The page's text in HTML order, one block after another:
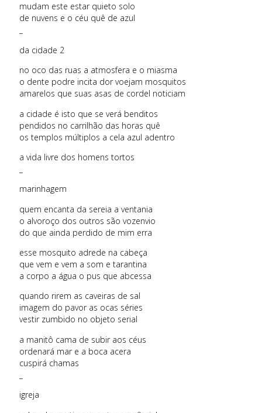
mudam este estar quieto solo
de nuvens e o céu quê de azul
da cidade 2
no oco das ruas a atmosfera e o miasma
o dente podre incita dor voejam mosquitos
amarelos que suas asas de cordel noticiam
a cidade é isto que se verá benditos
pendidos no carrilhão das horas quê
os templos múltiplos a cela azul adentro
a vida livre dos homens tortos
marinhagem
quem encanta da sereia a ventania
o alvoroço dos outros são vozenvio
do que ainda perdido de mim erra
esse mosquito adrede na cabeça
que vem e vem a som e tarantina
a corpo a água o pus que abcessa
quando rirem as caveiras de sal
imagem do pavor as ocas séries
vestir zumbido no objeto serial
a manitô cama de subir aos céus
ordenará mar e a boca acera
cuspirá chamas
igreja